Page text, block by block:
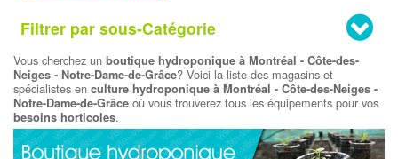
Filtrer par sous-Catégorie
Vous cherchez un boutique hydroponique à Montréal - Côte-des-
Neiges - Notre-Dame-de-Grâce? Voici la liste des magasins et
spécialistes en culture hydroponique à Montréal - Côte-des-Neiges -
Notre-Dame-de-Grâce où vous trouverez tous les équipements pour vos
besoins horticoles.